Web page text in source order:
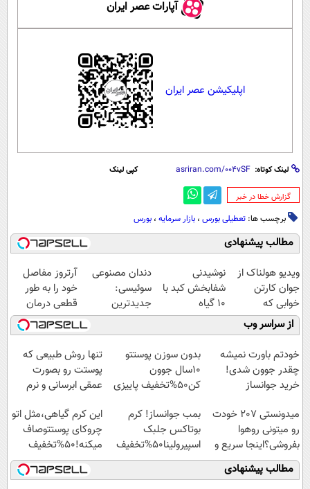
آپارات عصر ایران
اپلیکیشن عصر ایران
لینک کوتاه: کپی لینک
‌گزارش خطا در خبر
برچسب ها: تعطیلی بورس ، بازار سرمایه ، بورس
مطالب پیشنهادی
ویدیو هولناک از
جوان کارتن
خوابی که
میلیاردر شد.
آموزش رایگان
نوشیدنی
شفابخش کبد با
10 گیاه
موثر(تخفیف تا
امشب)
دندان مصنوعی
سوئیسی:
جدیدترین
فناوری اروپا،
سبک و مقاوم |
پرداخت قسطی
آرتروز مفاصل
خود را به طور
قطعی درمان
کنید!
◗پرسش‌نامه◖
از سراسر وب
خودتم باورت نمیشه
چقدر جوون شدی!
خرید جوانساز
ویژه
بدون سوزن پوستتو
10سال جوون
کن50%تخفیف پاییزی
تنها روش طبیعی که
پوستت رو بصورت
عمقی ابرسانی و نرم
میدونستی 207 خودت
رو میتونی روهوا
بفروشی؟اینجا سریع و
راحت بفروش
بمب جوانساز! کرم
بوتاکس جلبک
اسپیرولینا50%تخفیف
این کرم گیاهی،مثل اتو
چروکای پوستتوصاف
میکنه!50%تخفیف
مطالب پیشنهادی